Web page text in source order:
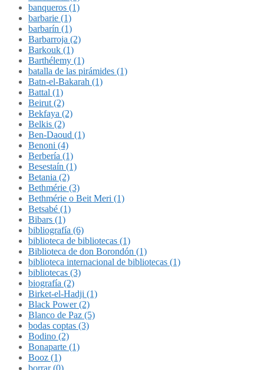
banqueros (1)
barbarie (1)
barbarín (1)
Barbarroja (2)
Barkouk (1)
Barthélemy (1)
batalla de las pirámides (1)
Batn-el-Bakarah (1)
Battal (1)
Beirut (2)
Bekfaya (2)
Belkis (2)
Ben-Daoud (1)
Benoni (4)
Berbería (1)
Besestaín (1)
Betania (2)
Bethmérie (3)
Bethmérie o Beit Meri (1)
Betsabé (1)
Bibars (1)
bibliografía (6)
biblioteca de bibliotecas (1)
Biblioteca de don Borondón (1)
biblioteca internacional de bibliotecas (1)
bibliotecas (3)
biografía (2)
Birket-el-Hadji (1)
Black Power (2)
Blanco de Paz (5)
bodas coptas (3)
Bodino (2)
Bonaparte (1)
Booz (1)
borrar (0)